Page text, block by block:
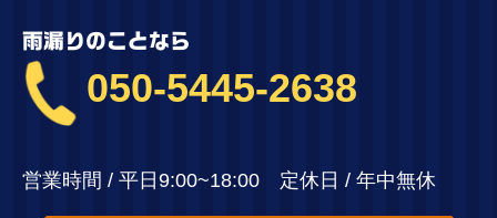
雨漏りのことなら
050-5445-2638
営業時間 / 平日9:00~18:00 定休日 / 年中無休